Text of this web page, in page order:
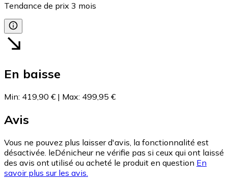
Tendance de prix 3 mois
En baisse
Min: 419,90 € | Max: 499,95 €
Avis
Vous ne pouvez plus laisser d'avis, la fonctionnalité est
désactivée. leDénicheur ne vérifie pas si ceux qui ont laissé
des avis ont utilisé ou acheté le produit en question En
savoir plus sur les avis.